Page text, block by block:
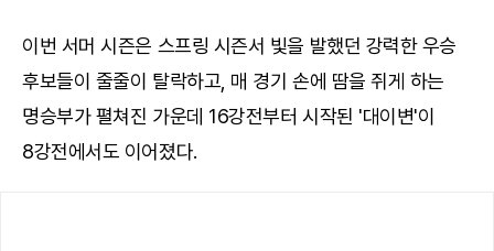
이번 서머 시즌은 스프링 시즌서 빛을 발했던 강력한 우승
후보들이 줄줄이 탈락하고, 매 경기 손에 땀을 쥐게 하는
명승부가 펼쳐진 가운데 16강전부터 시작된 '대이변'이
8강전에서도 이어졌다.